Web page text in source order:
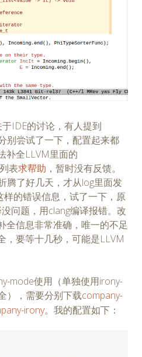
IDE的讨论，有人提到
别尝试了一下，配置起来都
补全LLVM里面的
表求帮助 ，暂时没有反馈。
腾了好几天，才从log里面发
样的错误信息，试了一下，原
问题，用clang编译报错。改
全信息非常准确，唯一的不足
，要等十几秒，可能是LLVM
mode使用（单独使用irony-
），需要分别下载company-
irony。我的配置如下：